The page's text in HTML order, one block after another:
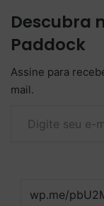
Descubra
Paddock
Assine para
mail.